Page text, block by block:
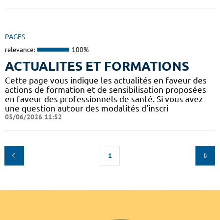
PAGES
relevance: 100%
ACTUALITES ET FORMATIONS
Cette page vous indique les actualités en faveur des
actions de formation et de sensibilisation proposées
en faveur des professionnels de santé. Si vous avez
une question autour des modalités d'inscri
05/06/2026 11:52
1